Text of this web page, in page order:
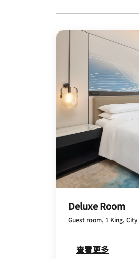
Deluxe Room
Guest room, 1 King,
查看更多